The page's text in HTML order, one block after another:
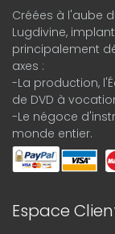
Créées à l'aube
Lugdivine,
principalement
axes :
-La production,
de DVD à
-Le négoce
monde entier.
Espace